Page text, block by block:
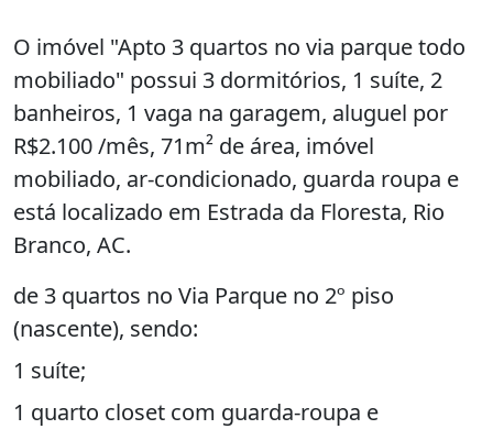
O imóvel "Apto 3 quartos no via parque todo
mobiliado" possui 3 dormitórios, 1 suíte, 2
banheiros, 1 vaga na garagem, aluguel por
R$2.100 /mês, 71m² de área, imóvel
mobiliado, ar-condicionado, guarda roupa e
está localizado em Estrada da Floresta, Rio
Branco, AC.
de 3 quartos no Via Parque no 2º piso
(nascente), sendo:
1 suíte;
1 quarto closet com guarda-roupa e